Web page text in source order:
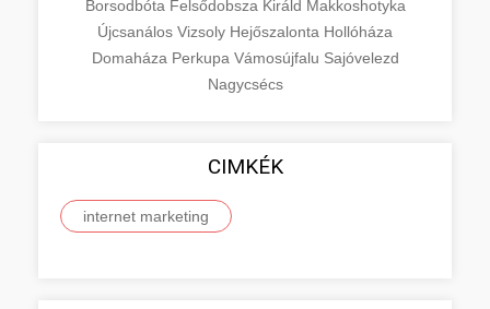
Borsodbóta Felsődobsza Királd Makkoshotyka
Újcsanálos Vizsoly Hejőszalonta Hollóháza
Domaháza Perkupa Vámosújfalu Sajóvelezd
Nagycsécs
CIMKÉK
internet marketing